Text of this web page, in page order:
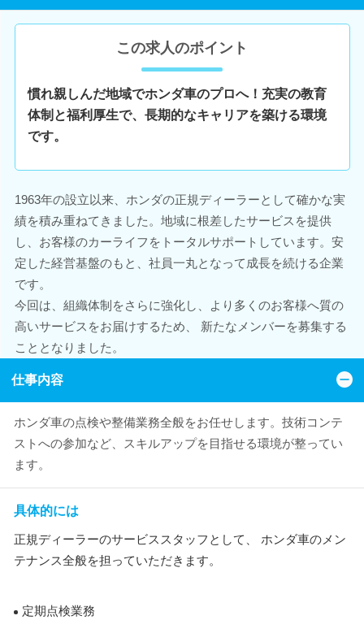
この求人のポイント
慣れ親しんだ地域でホンダ車のプロへ！充実の教育
体制と福利厚生で、長期的なキャリアを築ける環境
です。
1963年の設立以来、ホンダの正規ディーラーとして確かな実
績を積み重ねてきました。地域に根差したサービスを提供
し、お客様のカーライフをトータルサポートしています。安
定した経営基盤のもと、社員一丸となって成長を続ける企業
です。
今回は、組織体制をさらに強化し、より多くのお客様へ質の
高いサービスをお届けするため、 新たなメンバーを募集する
こととなりました。
仕事内容
ホンダ車の点検や整備業務全般をお任せします。技術コンテ
ストへの参加など、スキルアップを目指せる環境が整ってい
ます。
具体的には
正規ディーラーのサービススタッフとして、 ホンダ車のメン
テナンス全般を担っていただきます。
定期点検業務